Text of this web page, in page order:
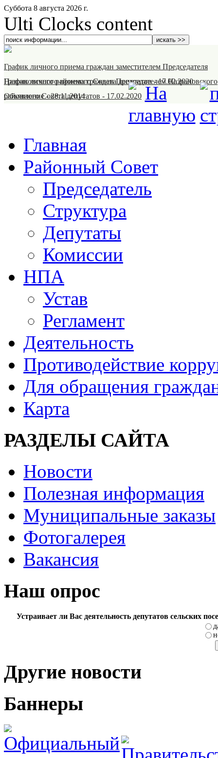
Суббота 8 августа 2026 г.
Ulti Clocks content
График личного приема граждан заместителем Председателя
Назрановского районного Совета депутатов-17.02.2020
График личного приема граждан Председателем Назрановского
районного Совета депутатов - 17.02.2020
Объявление-28.11.2014
Главная
Районный Совет
Председатель
Структура
Депутаты
Комиссии
НПА
Устав
Регламент
Деятельность
Противодействие
Для обращения
Карта
РАЗДЕЛЫ САЙТА
Новости
Полезная информация
Муниципальные заказы
Фотогалерея
Вакансия
Наш опрос
Устраивает ли Вас деятельность депутатов сельских
Другие новости
Баннеры